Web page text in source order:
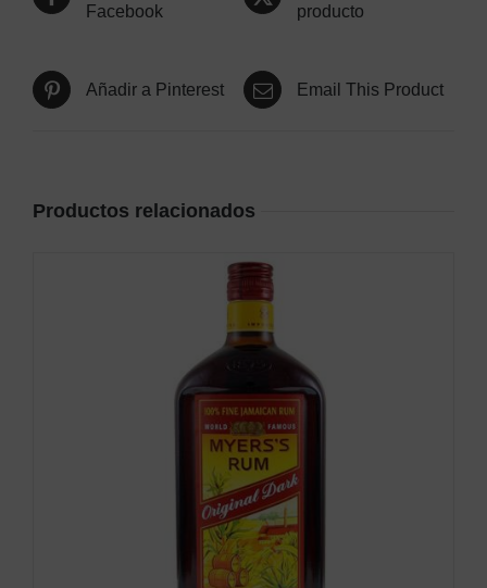
Facebook
producto
Añadir a Pinterest Email This Product
Productos relacionados